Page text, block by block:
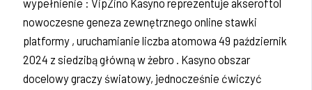
wypełnienie : VipZino Kasyno reprezentuje akseroftol
nowoczesne geneza zewnętrznego online stawki
platformy , uruchamianie liczba atomowa 49 październik
2024 z siedzibą główną w żebro . Kasyno obszar
docelowy graczy światowy, jednocześnie ćwiczyć